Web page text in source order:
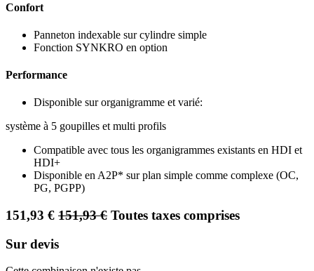
Confort
Panneton indexable sur cylindre simple
Fonction SYNKRO en option
Performance
Disponible sur organigramme et varié:
système à 5 goupilles et multi profils
Compatible avec tous les organigrammes existants en HDI et
HDI+
Disponible en A2P* sur plan simple comme complexe (OC,
PG, PGPP)
151,93 € 151,93€ Toutes taxes comprises
Sur devis